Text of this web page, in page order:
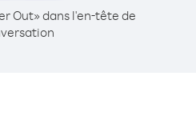
Out» dans l'en-tête de